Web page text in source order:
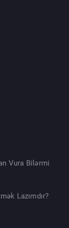
Vura Bilərmi
Lazımdır?